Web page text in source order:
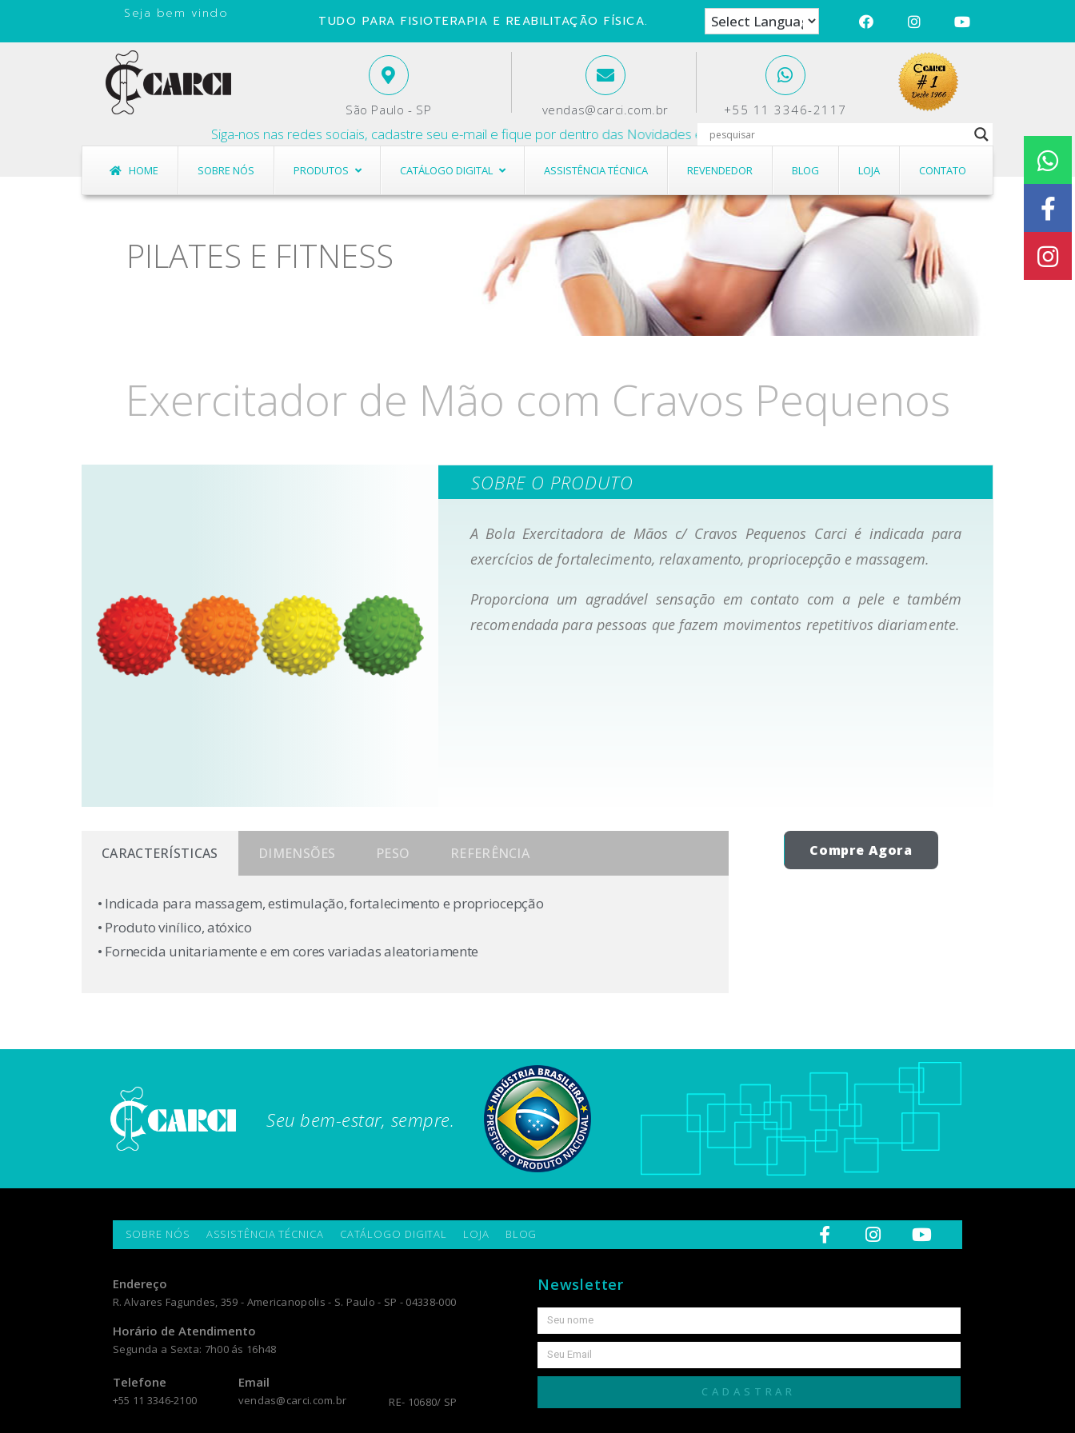
Seja bem vindo TUDO PARA FISIOTERAPIA E REABILITAÇÃO FÍSICA.
São Paulo - SP vendas@carci.com.br +55 11 3346-2117
Siga-nos nas redes sociais, cadastre seu e-mail e fique por dentro das Novidades e Promoções.
HOME SOBRE NÓS PRODUTOS CATÁLOGO DIGITAL ASSISTÊNCIA TÉCNICA REVENDEDOR BLOG LOJA CONTATO
PILATES E FITNESS
Exercitador de Mão com Cravos Pequenos
SOBRE O PRODUTO
A Bola Exercitadora de Mãos c/ Cravos Pequenos Carci é indicada para
exercícios de fortalecimento, relaxamento, propriocepção e massagem.
Proporciona um agradável sensação em contato com a pele e também
recomendada para pessoas que fazem movimentos repetitivos diariamente.
CARACTERÍSTICAS DIMENSÕES PESO REFERÊNCIA
• Indicada para massagem, estimulação, fortalecimento e propriocepção
• Produto vinílico, atóxico
• Fornecida unitariamente e em cores variadas aleatoriamente
Compre Agora
Seu bem-estar, sempre.
SOBRE NÓS ASSISTÊNCIA TÉCNICA CATÁLOGO DIGITAL LOJA BLOG
Endereço
R. Alvares Fagundes, 359 - Americanopolis - S. Paulo - SP - 04338-000
Horário de Atendimento
Segunda a Sexta: 7h00 ás 16h48
Telefone
+55 11 3346-2100
Email
vendas@carci.com.br RE- 10680/ SP
Newsletter
CADASTRAR